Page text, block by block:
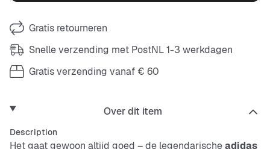
Gratis retourneren
Snelle verzending met PostNL 1-3 werkdagen
Gratis verzending vanaf € 60
Over dit item
Description
Het gaat gewoon altijd goed – de legendarischeadidas